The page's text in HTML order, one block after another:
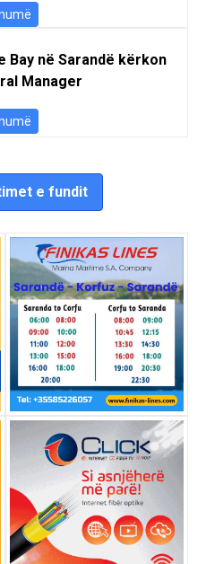
Bay në Sarandë kërkon
Manager
e fundit